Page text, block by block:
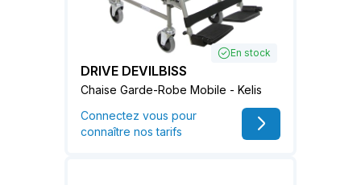
En stock
DRIVE DEVILBISS
Chaise Garde-Robe Mobile - Kelis
Connectez vous pour
connaître nos tarifs